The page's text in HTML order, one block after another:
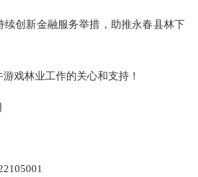
创新金融服务举措，助推永春县林下
林业工作的关心和支持！